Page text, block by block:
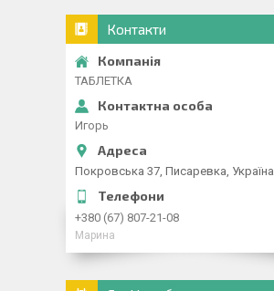
Контакти
ТАБЛЕТКА
Игорь
Покровська 37, Писаревка, Україна
+380 (67) 807-21-08
Марина